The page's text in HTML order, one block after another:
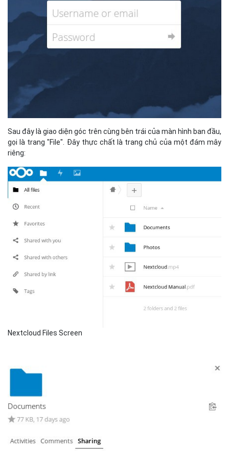
Sau đây là giao diện góc trên cùng bên trái của màn hình ban đầu,
gọi là trang "File". Đây thực chất là trang chủ của một đám mây
riêng:
Nextcloud Files Screen